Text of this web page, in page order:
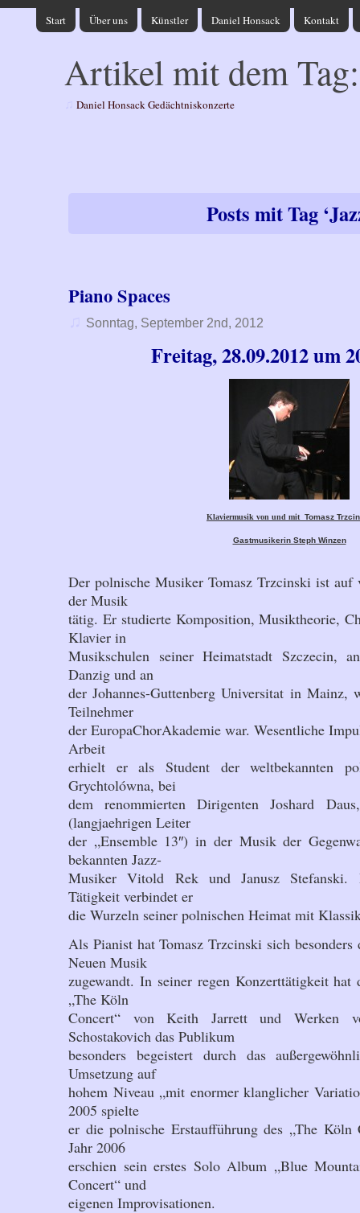
Start Über uns Künstler Daniel Honsack Kontakt
Artikel mit dem
Daniel Honsack Gedächtniskonzerte
Posts mit Tag
Piano Spaces
Sonntag, September 2nd, 2012
Freitag, 28.09.2012 um
Klaviermusik von und mit Tomasz
Gastmusikerin Steph Winzen
Der polnische Musiker Tomasz Trzcinski ist
der Musik
tätig. Er studierte Komposition, Musiktheorie,
Klavier in
Musikschulen seiner Heimatstadt Szczecin,
Danzig und an
der Johannes-Guttenberg Universitat in Mainz,
Teilnehmer
der EuropaChorAkademie war. Wesentliche
Arbeit
erhielt er als Student der weltbekannten
Grychtolówna, bei
dem renommierten Dirigenten Joshard
(langjaehrigen Leiter
der „Ensemble 13″) in der Musik der
bekannten Jazz-
Musiker Vitold Rek und Janusz Stefanski.
Tätigkeit verbindet er
die Wurzeln seiner polnischen Heimat mit
Als Pianist hat Tomasz Trzcinski sich
Neuen Musik
zugewandt. In seiner regen Konzerttätigkeit
„The Köln
Concert“ von Keith Jarrett und Werken
Schostakovich das Publikum
besonders begeistert durch das
Umsetzung auf
hohem Niveau „mit enormer klanglicher
2005 spielte
er die polnische Erstaufführung des „The
Jahr 2006
erschien sein erstes Solo Album „Blue
Concert“ und
eigenen Improvisationen.